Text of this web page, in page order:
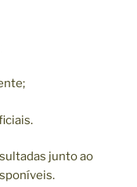
junto ao